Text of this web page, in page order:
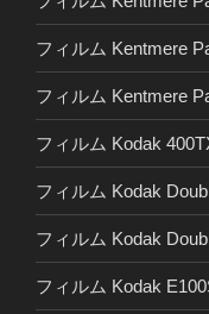
フィルム Kentmere
フィルム Kentmere
フィルム Kodak
フィルム Kodak
フィルム Kodak
フィルム Kodak